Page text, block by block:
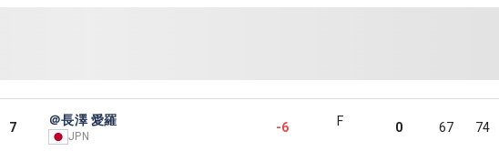
7 ＠長澤 愛羅
JPN
-6 F 0 67 74